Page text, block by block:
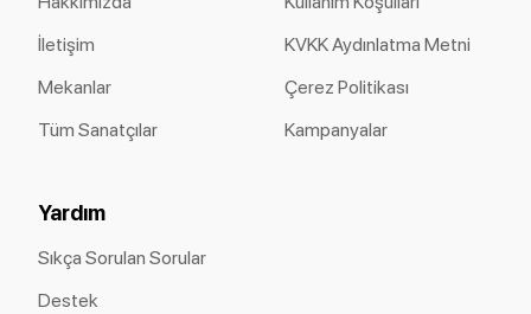
İletişim
Mekanlar
Tüm Sanatçılar
KVKK Aydınlatma Metni
Çerez Politikası
Kampanyalar
Yardım
Sıkça Sorulan Sorular
Destek